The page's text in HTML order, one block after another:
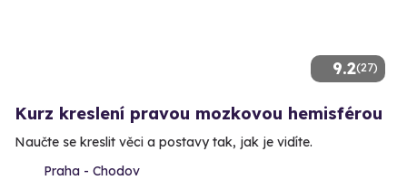
9.2(27)
Kurz kreslení pravou mozkovou hemisférou
Naučte se kreslit věci a postavy tak, jak je vidíte.
Praha - Chodov